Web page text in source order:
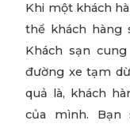
Khi một khách
thể khách hàng
Khách sạn
đường xe tạm
quả là, khách
của mình. Bạn